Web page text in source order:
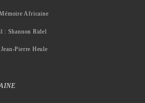
Africaine
: Shannon Ridel
Pierre Heule